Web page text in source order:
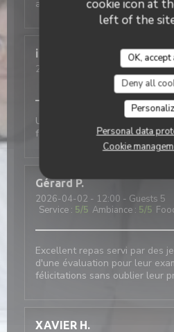
cookie icon at
left of the
OK, accept
Deny all
Personal data
Cookie
agréable.
isabelle
2026-04-02
- 19:00 - Guests 2
Ambiance:5 /5
Un très bel endroit . Les
fait de belles découvertes
Gérard P
2026-04-02 - 12:00 - Guests 5
Service : 5/5 Ambiance : 5/5
Excellent repas servi par des
d'une évaluation pour leur
félicitations sans oublier leur
XAVIER H